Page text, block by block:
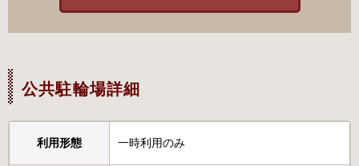
公共駐輪場詳細
利用形態 一時利用のみ